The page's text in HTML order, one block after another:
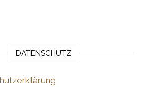
DATENSCHUTZ